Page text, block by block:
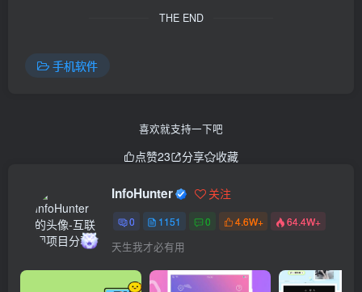
THE END
手机软件
喜欢就支持一下吧
点赞23 分享 收藏
InfoHunter 关注
0 1151 0 4.6W+ 64.4W+
天生我才必有用